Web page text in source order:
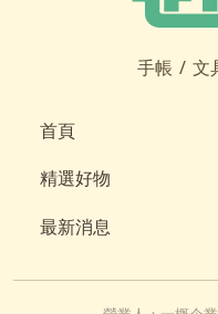
手帳 / 文
首頁
精選好物
最新消息